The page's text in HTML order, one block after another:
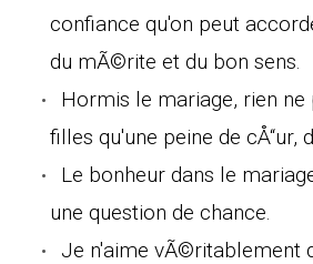
confiance qu'on peut
du mÃ©rite et du bon sens.
Hormis le mariage, rien
filles qu'une peine de cÅ“ur,
Le bonheur dans le
une question de chance.
Je n'aime vÃ©ritablement